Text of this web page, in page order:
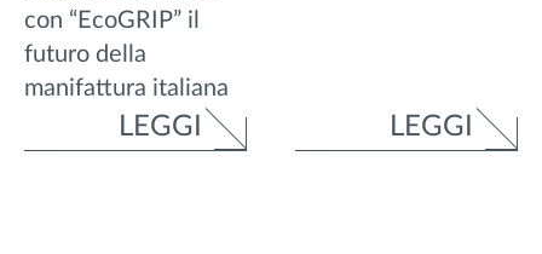
con “EcoGRIP” il
futuro della
manifattura italiana
LEGGI LEGGI